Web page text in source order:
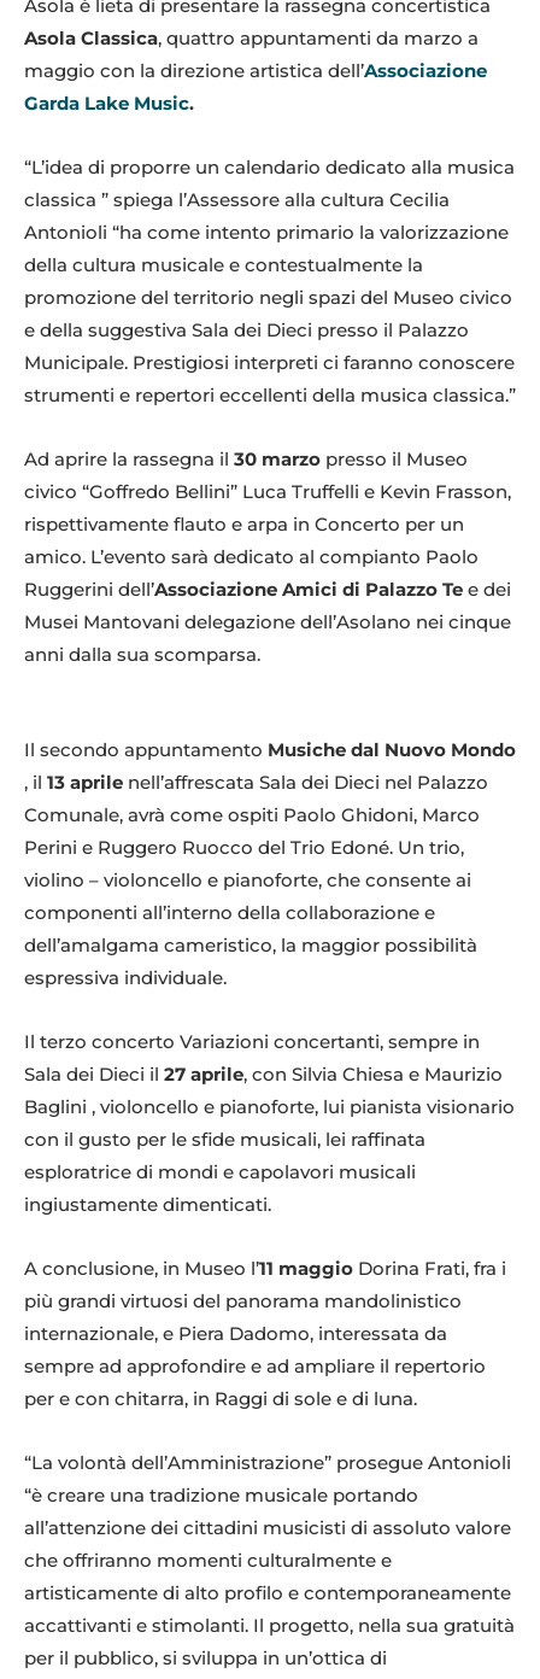
Asola è lieta di presentare la rassegna concertistica
Asola Classica, quattro appuntamenti da marzo a
maggio con la direzione artistica dell’Associazione
Garda Lake Music.
“L’idea di proporre un calendario dedicato alla musica
classica ” spiega l’Assessore alla cultura Cecilia
Antonioli “ha come intento primario la valorizzazione
della cultura musicale e contestualmente la
promozione del territorio negli spazi del Museo civico
e della suggestiva Sala dei Dieci presso il Palazzo
Municipale. Prestigiosi interpreti ci faranno conoscere
strumenti e repertori eccellenti della musica classica.”
Ad aprire la rassegna il 30 marzo presso il Museo
civico “Goffredo Bellini” Luca Truffelli e Kevin Frasson,
rispettivamente flauto e arpa in Concerto per un
amico. L’evento sarà dedicato al compianto Paolo
Ruggerini dell’Associazione Amici di Palazzo Te e dei
Musei Mantovani delegazione dell’Asolano nei cinque
anni dalla sua scomparsa.
Il secondo appuntamento Musiche dal Nuovo Mondo
, il 13 aprile nell’affrescata Sala dei Dieci nel Palazzo
Comunale, avrà come ospiti Paolo Ghidoni, Marco
Perini e Ruggero Ruocco del Trio Edoné. Un trio,
violino – violoncello e pianoforte, che consente ai
componenti all’interno della collaborazione e
dell’amalgama cameristico, la maggior possibilità
espressiva individuale.
Il terzo concerto Variazioni concertanti, sempre in
Sala dei Dieci il 27 aprile, con Silvia Chiesa e Maurizio
Baglini , violoncello e pianoforte, lui pianista visionario
con il gusto per le sfide musicali, lei raffinata
esploratrice di mondi e capolavori musicali
ingiustamente dimenticati.
A conclusione, in Museo l’11 maggio Dorina Frati, fra i
più grandi virtuosi del panorama mandolinistico
internazionale, e Piera Dadomo, interessata da
sempre ad approfondire e ad ampliare il repertorio
per e con chitarra, in Raggi di sole e di luna.
“La volontà dell’Amministrazione” prosegue Antonioli
“è creare una tradizione musicale portando
all’attenzione dei cittadini musicisti di assoluto valore
che offriranno momenti culturalmente e
artisticamente di alto profilo e contemporaneamente
accattivanti e stimolanti. Il progetto, nella sua gratuità
per il pubblico, si sviluppa in un’ottica di